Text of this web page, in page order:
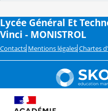
Lycée Général Et
Vinci - MONISTROL
Contacts Mentions légales Chartes